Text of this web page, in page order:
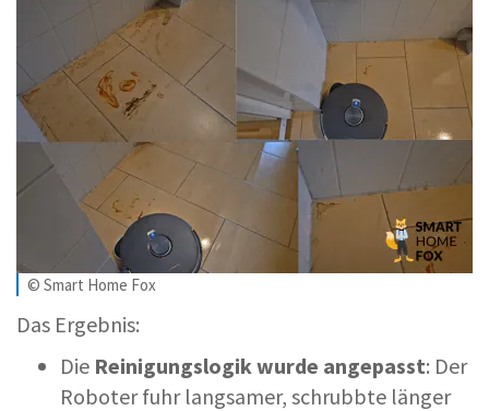
© Smart Home Fox
Das Ergebnis:
Die Reinigungslogik wurde angepasst: Der
Roboter fuhr langsamer, schrubbte länger